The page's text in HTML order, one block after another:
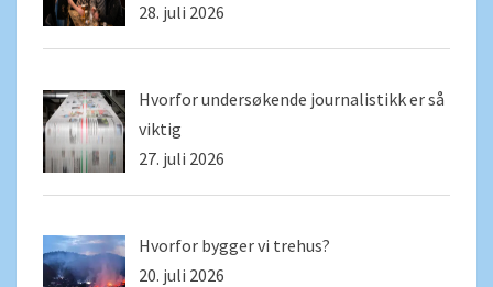
28. juli 2026
Hvorfor undersøkende journalistikk er så
viktig
27. juli 2026
Hvorfor bygger vi trehus?
20. juli 2026